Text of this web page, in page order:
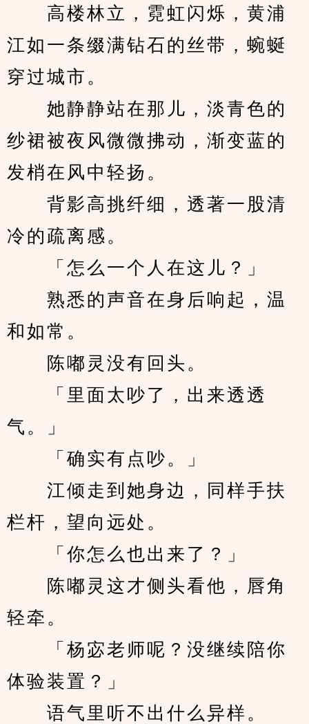
高楼林立，霓虹闪烁，黄浦
江如一条缀满钻石的丝带，蜿蜒
穿过城市。
她静静站在那儿，淡青色的
纱裙被夜风微微拂动，渐变蓝的
发梢在风中轻扬。
背影高挑纤细，透著一股清
冷的疏离感。
「怎么一个人在这儿？」
熟悉的声音在身后响起，温
和如常。
陈嘟灵没有回头。
「里面太吵了，出来透透
气。」
「确实有点吵。」
江倾走到她身边，同样手扶
栏杆，望向远处。
「你怎么也出来了？」
陈嘟灵这才侧头看他，唇角
轻牵。
「杨宓老师呢？没继续陪你
体验装置？」
语气里听不出什么异样。